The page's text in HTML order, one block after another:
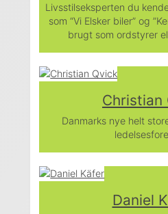
Livsstilseksperten du
som “Vi Elsker biler” og
brugt som ordstyrer
Christian
Danmarks nye helt
Daniel